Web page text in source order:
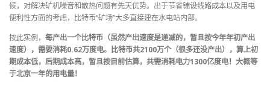
候，对解决矿机噪音和散热问题有先天优势。出于节省铺设线路成本以及用电
便利性方面的考虑，比特币“矿场”大多直接建在水电站内部。
按此实例， 每产出一个比特币（虽然产出速度是递减的，暂且按今年年初产出
速度），需要消耗0.62万度电。比特币共2100万个（很多还没产出），算上初
期成本低，后期成本高，暂且按目前估算，共需消耗电力1300亿度电！大概等
于北京一年的用电量！